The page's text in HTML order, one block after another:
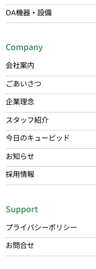
OA機器・設備
Company
会社案内
ごあいさつ
企業理念
スタッフ紹介
今日のキューピッド
お知らせ
採用情報
Support
プライバシーポリシー
お問合せ